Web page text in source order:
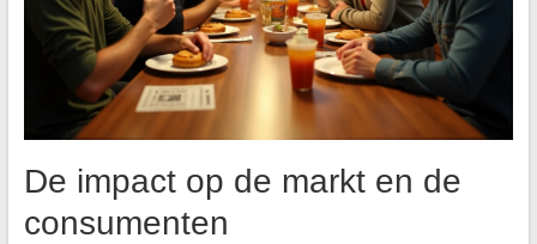
De impact op de markt en de
consumenten